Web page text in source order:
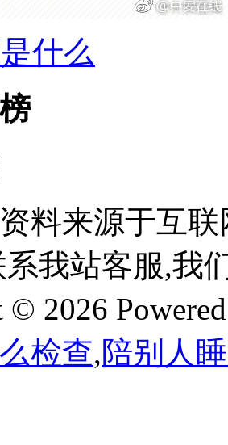
什么
料来源于互
我站客服,我
© 2026
检查,陪别人